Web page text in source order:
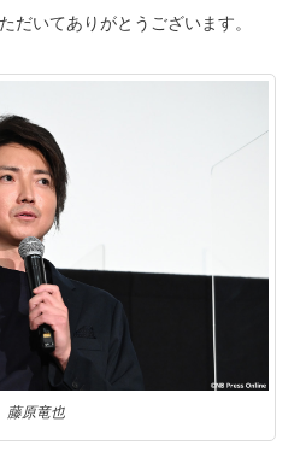
だいてありがとうございます。
藤原竜也